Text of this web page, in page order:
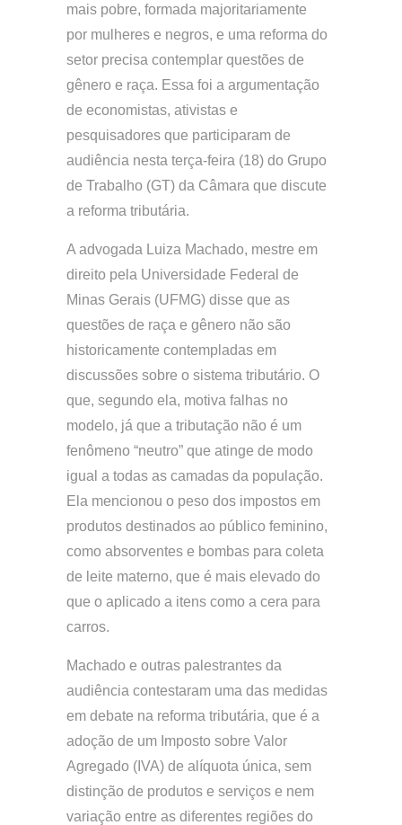
mais pobre, formada majoritariamente
por mulheres e negros, e uma reforma do
setor precisa contemplar questões de
gênero e raça. Essa foi a argumentação
de economistas, ativistas e
pesquisadores que participaram de
audiência nesta terça-feira (18) do Grupo
de Trabalho (GT) da Câmara que discute
a reforma tributária.
A advogada Luiza Machado, mestre em
direito pela Universidade Federal de
Minas Gerais (UFMG) disse que as
questões de raça e gênero não são
historicamente contempladas em
discussões sobre o sistema tributário. O
que, segundo ela, motiva falhas no
modelo, já que a tributação não é um
fenômeno “neutro” que atinge de modo
igual a todas as camadas da população.
Ela mencionou o peso dos impostos em
produtos destinados ao público feminino,
como absorventes e bombas para coleta
de leite materno, que é mais elevado do
que o aplicado a itens como a cera para
carros.
Machado e outras palestrantes da
audiência contestaram uma das medidas
em debate na reforma tributária, que é a
adoção de um Imposto sobre Valor
Agregado (IVA) de alíquota única, sem
distinção de produtos e serviços e nem
variação entre as diferentes regiões do